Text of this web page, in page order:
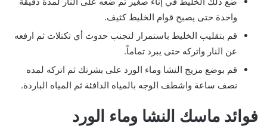
واحدة حتى يصبح قوام الخليط كثيف.
قم بتقليب الخليط باستمرار لتجنب حدوث أي تكتلات ثم ارفعه
عن النار واتركه حتى يبرد تماماً.
قم بوضع مزيج النشا وماء الورد على بشرتك ثم اتركه لمده
نصف ساعة واشطف الوجه بالمياه الدافئة ثم المياه الباردة.
فوائد ماسك النشا وماء الورد